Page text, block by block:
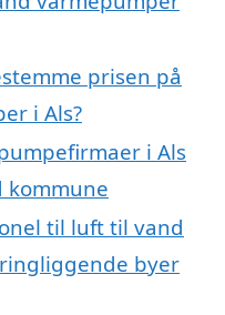
prisen på
i Als?
i Als
kommune
til luft til vand
byer